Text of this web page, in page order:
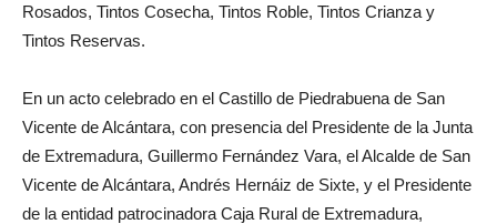
Rosados, Tintos Cosecha, Tintos Roble, Tintos Crianza y
Tintos Reservas.
En un acto celebrado en el Castillo de Piedrabuena de San
Vicente de Alcántara, con presencia del Presidente de la Junta
de Extremadura, Guillermo Fernández Vara, el Alcalde de San
Vicente de Alcántara, Andrés Hernáiz de Sixte, y el Presidente
de la entidad patrocinadora Caja Rural de Extremadura,